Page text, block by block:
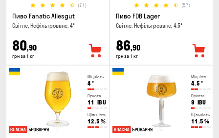
(71)
Пиво Fanatic Allesgut
Світле, Нефільтроване, 4°
80,90
грн за 1 кг
(57)
Пиво FDB Lager
Світле, Нефільтроване, 4.5°
86,90
грн за 1 кг
Міцність
4°
Гіркота
11 IBU
Щільність
12.5 %
Міцність
4.5 °
Гіркота
9 IBU
Щільність
11.5 %